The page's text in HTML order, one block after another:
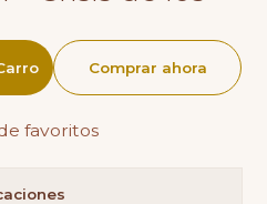
Comprar ahora
favoritos